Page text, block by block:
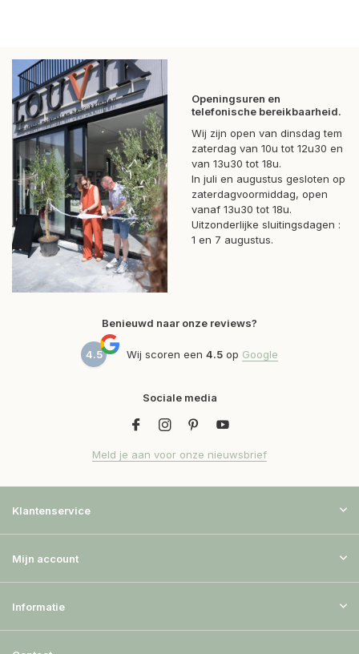
Openingsuren en
telefonische bereikbaarheid.
Wij zijn open van dinsdag tem
zaterdag van 10u tot 12u30 en
van 13u30 tot 18u.
In juli en augustus gesloten op
zaterdagvoormiddag, open
vanaf 13u30 tot 18u.
Uitzonderlijke sluitingsdagen :
1 en 7 augustus.
Benieuwd naar onze reviews?
4.5 Wij scoren een 4.5 op Google
Sociale media
Meld je aan voor onze nieuwsbrief
Klantenservice
Mijn account
Informatie